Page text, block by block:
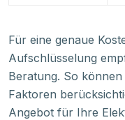
Für eine genaue
Aufschlüsselung
Beratung. So
Faktoren
Angebot für Ihre